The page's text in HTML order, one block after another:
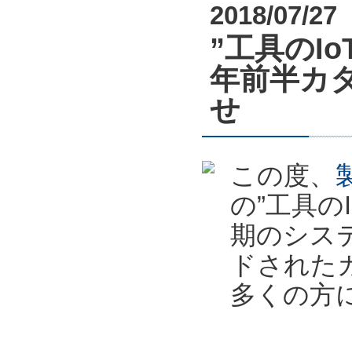
2018/07/27
”工具の
年前半カ
せ
この度、
の”工具
期のシス
ドされた
多くの方